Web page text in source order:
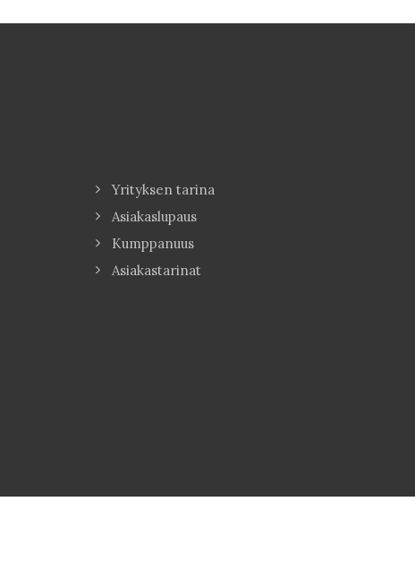
Yrityksen tarina
Asiakaslupaus
Kumppanuus
Asiakastarinat